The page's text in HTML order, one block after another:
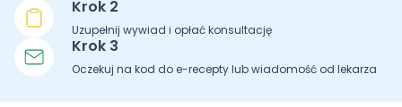
Krok 2
Uzupełnij wywiad i opłać konsultację
Krok 3
Oczekuj na kod do e-recepty lub wiadomość od lekarza